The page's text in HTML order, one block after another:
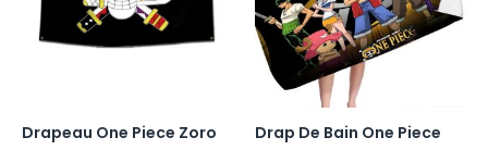
Drapeau One Piece Zoro Drap De Bain One Piece